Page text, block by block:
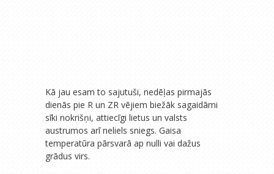
Kā jau esam to sajutuši, nedēļas pirmajās
dienās pie R un ZR vējiem biežāk sagaidāmi
sīki nokrišņi, attiecīgi lietus un valsts
austrumos arī neliels sniegs. Gaisa
temperatūra pārsvarā ap nulli vai dažus
grādus virs.